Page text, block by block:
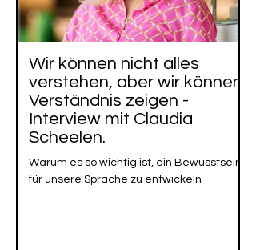
Wir können nicht alles
verstehen, aber wir können
Verständnis zeigen -
Interview mit Claudia
Scheelen.
Warum es so wichtig ist, ein Bewusstsein
für unsere Sprache zu entwickeln